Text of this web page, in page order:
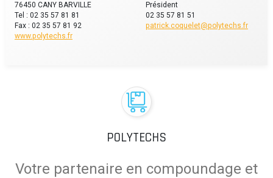
POLYTECHS
Votre partenaire en compoundage et
76450 CANY BARVILLE
Tel : 02 35 57 81 81
Fax : 02 35 57 81 92
www.polytechs.fr
Président
02 35 57 81 51
patrick.coquelet@polytechs.fr